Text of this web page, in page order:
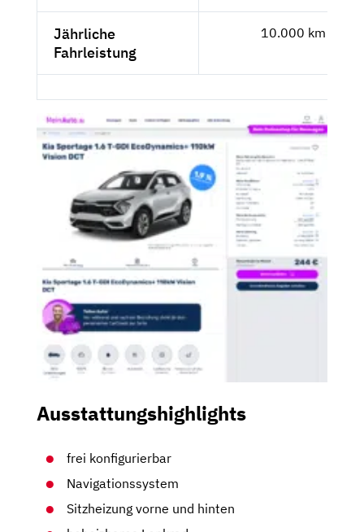
Jährliche
Fahrleistung
10.000 km
Ausstattungshighlights
frei konfigurierbar
Navigationssystem
Sitzheizung vorne und hinten